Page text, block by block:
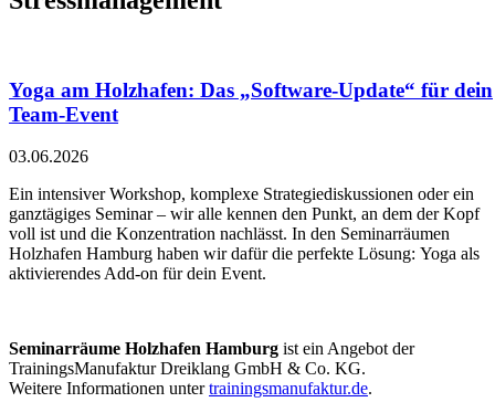
Yoga am Holzhafen: Das „Software-Update“ für dein
Team-Event
03.06.2026
Ein intensiver Workshop, komplexe Strategiediskussionen oder ein
ganztägiges Seminar – wir alle kennen den Punkt, an dem der Kopf
voll ist und die Konzentration nachlässt. In den Seminarräumen
Holzhafen Hamburg haben wir dafür die perfekte Lösung: Yoga als
aktivierendes Add-on für dein Event.
Seminarräume Holzhafen Hamburg ist ein Angebot der
TrainingsManufaktur Dreiklang GmbH & Co. KG.
Weitere Informationen untertrainingsmanufaktur.de.